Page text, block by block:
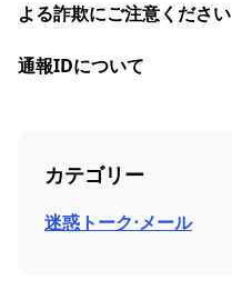
よる詐欺にご注意ください
通報IDについて
カテゴリー
迷惑トーク⋅メール